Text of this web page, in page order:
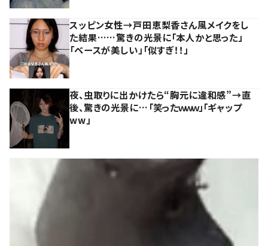
スッピン女性→戸田恵梨香さん風メイクをし
た結果……驚きの光景に「本人かと思った」
「ベースが美しい」「似すぎ！！」
夜、虫取りに出かけたら“胸元に違和感”→直
後、驚きの光景に…「笑ったｗｗｗ」「ギャップ
ww」